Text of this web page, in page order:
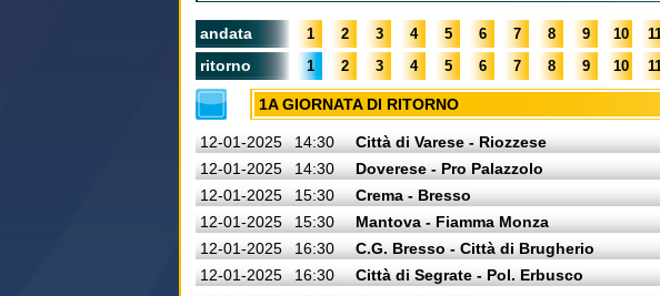
andata 1 2 3 4 5 6 7 8 9 10
ritorno 1 2 3 4 5 6 7 8 9 10
1A GIORNATA DI RITORNO
12-01-2025 14:30 Città di Varese - Riozzese
12-01-2025
14:30 Doverese - Pro Palazzolo
12-01-2025
15:30 Crema - Bresso
12-01-2025
15:30 Mantova - Fiamma Monza
12-01-2025
16:30 C.G. Bresso - Città di Brugherio
12-01-2025
16:30 Città di Segrate - Pol. Erbusco